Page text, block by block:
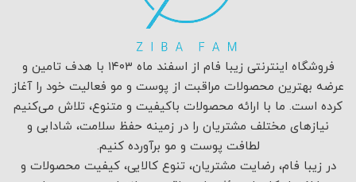
فروشگاه اینترنتی زیبا فام از اسفند ماه ۱۴۰۳ با هدف تامین و
عرضه بهترین محصولات مراقبت از پوست و مو فعالیت خود را آغاز
کرده است. ما با ارائه محصولات باکیفیت و متنوع، تلاش می‌کنیم
نیازهای مختلف مشتریان را در زمینه حفظ سلامت، شادابی و
لطافت پوست و مو برآورده کنیم.
در زیبا فام، رضایت مشتریان، تنوع کالایی، کیفیت محصولات و